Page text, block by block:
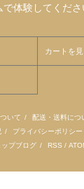
で体験してくださ
カートを見
いて / 配送・送料につ
/ プライバシーポリシー
ップブログ / RSS /